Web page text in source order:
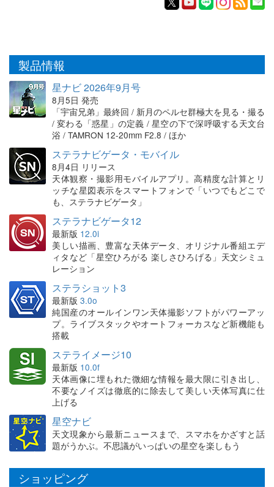
製品情報
星ナビ 2026年9月号
8月5日 発売
「宇宙兄弟」最終回 / 新月のペルセ群極大を見る・撮る
/ 変わる「惑星」の定義 / 星空の下で深呼吸する天文台
浴 / TAMRON 12-20mm F2.8 / ほか
ステラナビゲータ・モバイル
8月4日 リリース
天体観察・撮影用モバイルアプリ。高精度な計算とリ
ッチな星図表示をスマートフォンで「いつでもどこで
も、ステラナビゲータ」
ステラナビゲータ12
最新版 12.0i
美しい描画、豊富な天体データ、オリジナル番組エデ
ィタなど「星空ひろがる 楽しさひろげる」天文シミュ
レーション
ステラショット3
最新版 3.0o
純国産のオールインワン天体撮影ソフトがパワーアッ
プ。ライブスタックやオートフォーカスなど新機能も
搭載
ステライメージ10
最新版 10.0f
天体画像に埋もれた微細な情報を最大限に引き出し、
不要なノイズは徹底的に除去して美しい天体写真に仕
上げる
星空ナビ
天文現象から最新ニュースまで、スマホをかざすと話
題がうかぶ。不思議がいっぱいの星空を楽しもう
ショッピング